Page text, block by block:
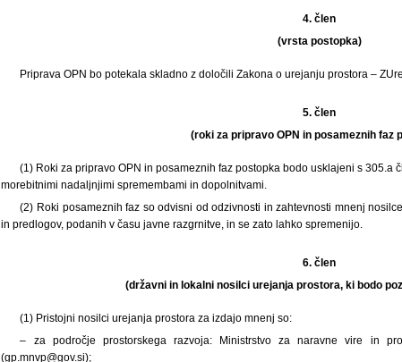
4. člen
(vrsta postopka)
Priprava OPN bo potekala skladno z določili Zakona o urejanju prostora –
5. člen
(roki za pripravo OPN in posameznih faz
(1) Roki za pripravo OPN in posameznih faz postopka bodo usklajeni s 305.a
morebitnimi nadaljnjimi spremembami in dopolnitvami.
(2) Roki posameznih faz so odvisni od odzivnosti in zahtevnosti mnenj
in predlogov, podanih v času javne razgrnitve, in se zato lahko spremenijo.
6. člen
(državni in lokalni nosilci urejanja prostora, ki bodo
(1) Pristojni nosilci urejanja prostora za izdajo mnenj so:
– za področje prostorskega razvoja: Ministrstvo za naravne vire in
(gp.mnvp@gov.si);